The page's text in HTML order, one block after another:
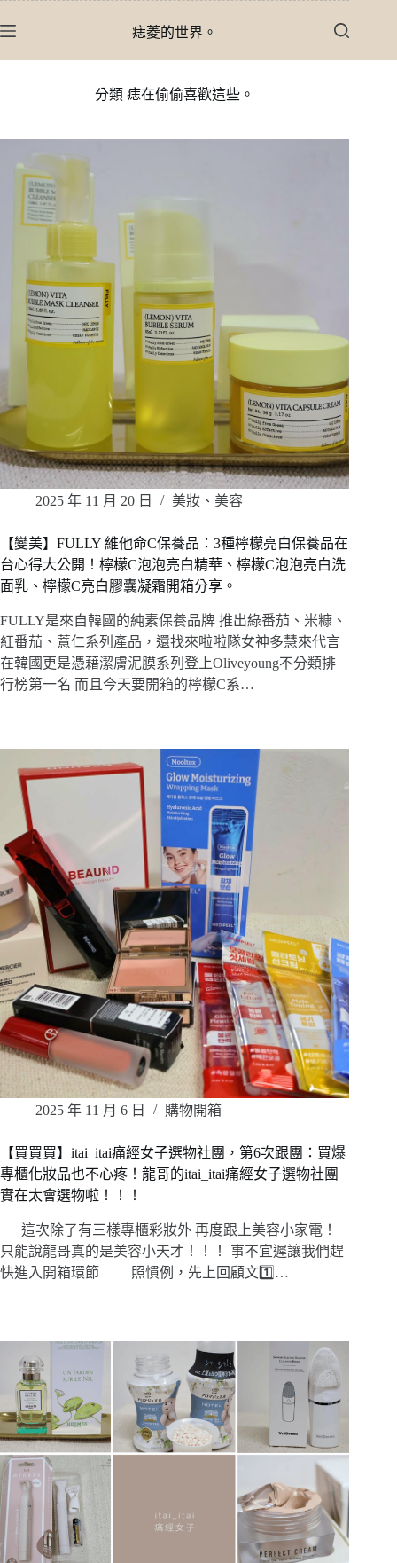
至
痣菱的世界。
分類 痣在偷偷喜歡這些。
2025 年 11 月 20 日 美妝、美容
【變美】FULLY 維他命C保養品：3種檸檬亮白保養品在
台心得大公開！檸檬C泡泡亮白精華、檸檬C泡泡亮白洗
面乳、檸檬C亮白膠囊凝霜開箱分享。
FULLY是來自韓國的純素保養品牌 推出綠番茄、米糠、
紅番茄、薏仁系列產品，還找來啦啦隊女神多慧來代言
在韓國更是憑藉潔膚泥膜系列登上Oliveyoung不分類排
行榜第一名 而且今天要開箱的檸檬C系…
2025 年 11 月 6 日 購物開箱
【買買買】itai_itai痛經女子選物社團，第6次跟團：買爆
專櫃化妝品也不心疼！龍哥的itai_itai痛經女子選物社團
實在太會選物啦！！！
這次除了有三樣專櫃彩妝外 再度跟上美容小家電！
只能說龍哥真的是美容小天才！！！ 事不宜遲讓我們趕
快進入開箱環節 照慣例，先上回顧文1️⃣…